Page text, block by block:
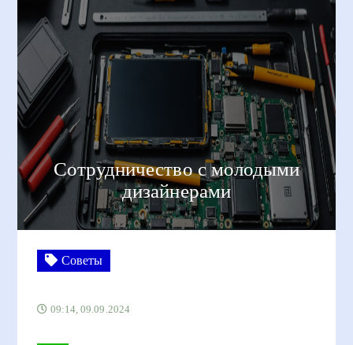
Сотрудничество с молодыми
дизайнерами
Советы
09:14, 09.09.2024